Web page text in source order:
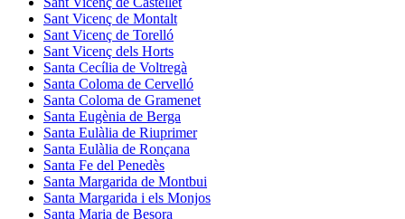
Sant Vicenç de Montalt
Sant Vicenç de Torelló
Sant Vicenç dels Horts
Santa Cecília de Voltregà
Santa Coloma de Cervelló
Santa Coloma de Gramenet
Santa Eugènia de Berga
Santa Eulàlia de Riuprimer
Santa Eulàlia de Ronçana
Santa Fe del Penedès
Santa Margarida de Montbui
Santa Margarida i els Monjos
Santa Maria de Besora